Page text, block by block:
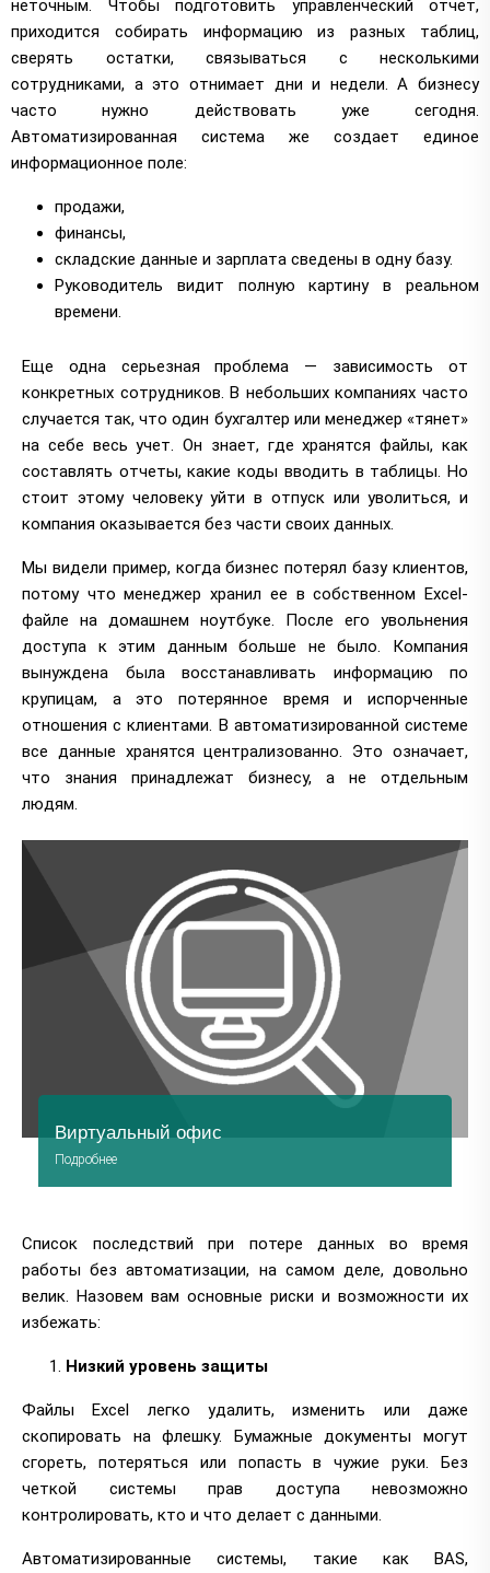
неточным. Чтобы подготовить управленческий отчет,
приходится собирать информацию из разных таблиц,
сверять остатки, связываться с несколькими
сотрудниками, а это отнимает дни и недели. А бизнесу
часто нужно действовать уже сегодня.
Автоматизированная система же создает единое
информационное поле:
продажи,
финансы,
складские данные и зарплата сведены в одну базу.
Руководитель видит полную картину в реальном
времени.
Еще одна серьезная проблема — зависимость от
конкретных сотрудников. В небольших компаниях часто
случается так, что один бухгалтер или менеджер «тянет»
на себе весь учет. Он знает, где хранятся файлы, как
составлять отчеты, какие коды вводить в таблицы. Но
стоит этому человеку уйти в отпуск или уволиться, и
компания оказывается без части своих данных.
Мы видели пример, когда бизнес потерял базу клиентов,
потому что менеджер хранил ее в собственном Excel-
файле на домашнем ноутбуке. После его увольнения
доступа к этим данным больше не было. Компания
вынуждена была восстанавливать информацию по
крупицам, а это потерянное время и испорченные
отношения с клиентами. В автоматизированной системе
все данные хранятся централизованно. Это означает,
что знания принадлежат бизнесу, а не отдельным
людям.
Виртуальный офис
Подробнее
Список последствий при потере данных во время
работы без автоматизации, на самом деле, довольно
велик. Назовем вам основные риски и возможности их
избежать:
Низкий уровень защиты
Файлы Excel легко удалить, изменить или даже
скопировать на флешку. Бумажные документы могут
сгореть, потеряться или попасть в чужие руки. Без
четкой системы прав доступа невозможно
контролировать, кто и что делает с данными.
Автоматизированные системы, такие как BAS,